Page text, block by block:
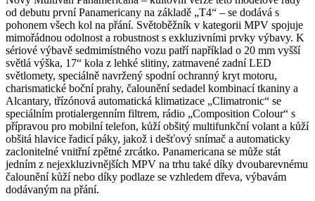
od debutu první Panamericany na základě „T4“ – se dodává s
pohonem všech kol na přání. Světoběžník v kategorii MPV spojuje
mimořádnou odolnost a robustnost s exkluzivními prvky výbavy. K
sériové výbavě sedmimístného vozu patří například o 20 mm vyšší
světlá výška, 17“ kola z lehké slitiny, zatmavené zadní LED
světlomety, speciálně navržený spodní ochranný kryt motoru,
charismatické boční prahy, čalounění sedadel kombinací tkaniny a
Alcantary, třízónová automatická klimatizace „Climatronic“ se
speciálním protialergenním filtrem, rádio „Composition Colour“ s
přípravou pro mobilní telefon, kůží obšitý multifunkční volant a kůží
obšitá hlavice řadicí páky, jakož i dešťový snímač a automaticky
zaclonitelné vnitřní zpětné zrcátko. Panamericana se může stát
jedním z nejexkluzivnějších MPV na trhu také díky dvoubarevnému
čalounění kůží nebo díky podlaze se vzhledem dřeva, výbavám
dodávaným na přání.